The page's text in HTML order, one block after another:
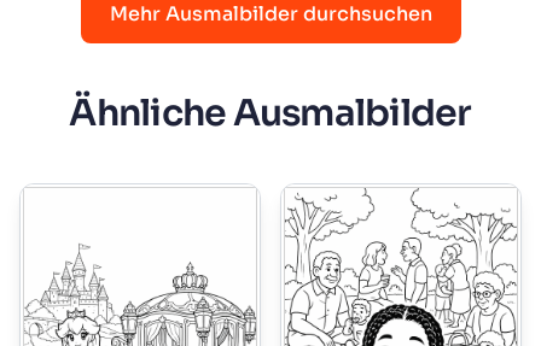
Mehr Ausmalbilder durchsuchen
Ähnliche Ausmalbilder